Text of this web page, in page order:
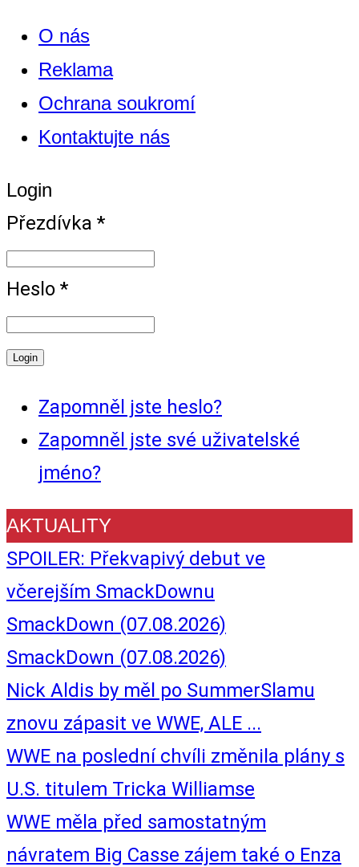
O nás
Reklama
Ochrana soukromí
Kontaktujte nás
Login
Přezdívka *
Heslo *
Zapomněl jste heslo?
Zapomněl jste své uživatelské
jméno?
AKTUALITY
SPOILER: Překvapivý debut ve
včerejším SmackDownu
SmackDown (07.08.2026)
SmackDown (07.08.2026)
Nick Aldis by měl po SummerSlamu
znovu zápasit ve WWE, ALE ...
WWE na poslední chvíli změnila plány s
U.S. titulem Tricka Williamse
WWE měla před samostatným
návratem Big Casse zájem také o Enza